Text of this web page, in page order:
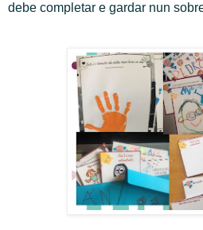
debe completar e gardar nun